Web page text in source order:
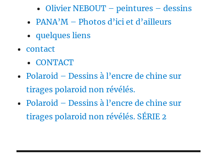
Olivier NEBOUT – peintures – dessins
PANA’M – Photos d’ici et d’ailleurs
quelques liens
contact
CONTACT
Polaroid – Dessins à l’encre de chine sur
tirages polaroid non révélés.
Polaroid – Dessins à l’encre de chine sur
tirages polaroid non révélés. SÉRIE 2